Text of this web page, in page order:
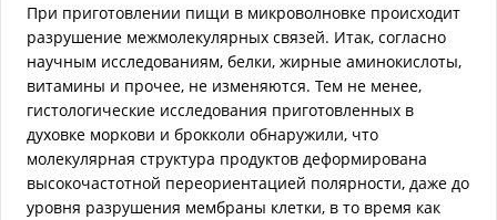
При приготовлении пищи в микроволновке происходит
разрушение межмолекулярных связей. Итак, согласно
научным исследованиям, белки, жирные аминокислоты,
витамины и прочее, не изменяются. Тем не менее,
гистологические исследования приготовленных в
духовке моркови и брокколи обнаружили, что
молекулярная структура продуктов деформирована
высокочастотной переориентацией полярности, даже до
уровня разрушения мембраны клетки, в то время как